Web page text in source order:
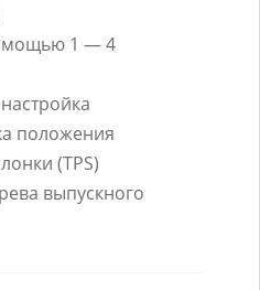
1 — 4
положения
(TPS)
выпускного